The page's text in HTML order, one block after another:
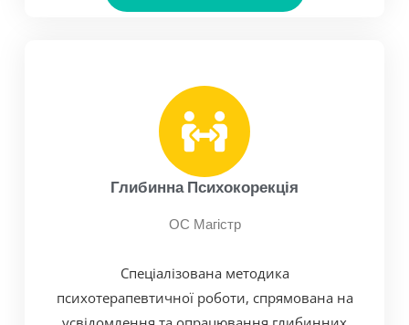
Глибинна Психокорекція
ОС Магістр
Спеціалізована методика
психотерапевтичної роботи, спрямована на